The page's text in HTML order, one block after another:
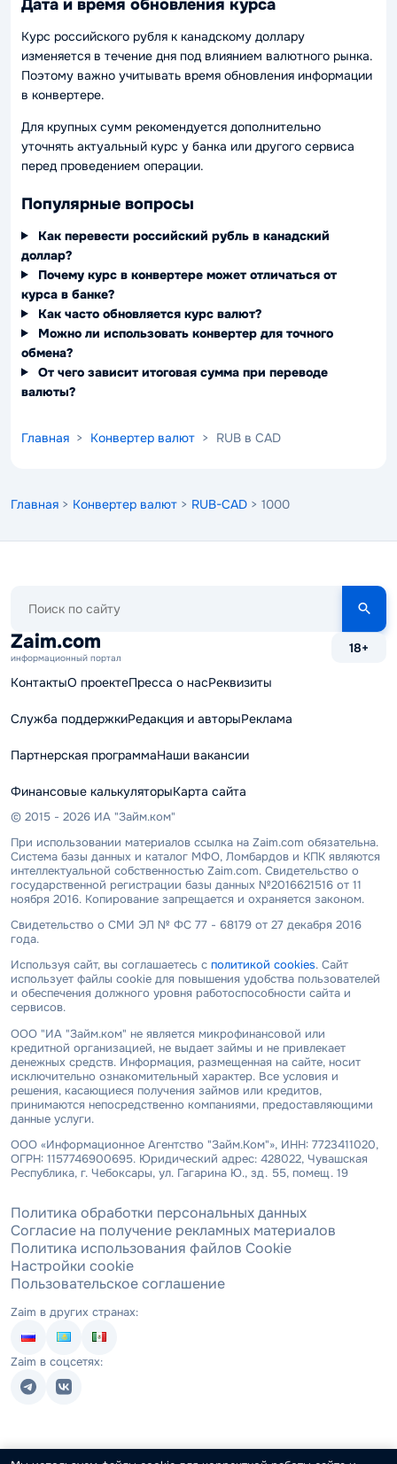
Дата и время обновления курса
Курс российского рубля к канадскому доллару
изменяется в течение дня под влиянием валютного рынка.
Поэтому важно учитывать время обновления информации
в конвертере.
Для крупных сумм рекомендуется дополнительно
уточнять актуальный курс у банка или другого сервиса
перед проведением операции.
Популярные вопросы
Как перевести российский рубль в канадский
доллар?
Почему курс в конвертере может отличаться от
курса в банке?
Как часто обновляется курс валют?
Можно ли использовать конвертер для точного
обмена?
От чего зависит итоговая сумма при переводе
валюты?
Главная > Конвертер валют > RUB в CAD
Главная > Конвертер валют > RUB-CAD > 1000
сайту
Zaim.com
информационный портал
18+
КонтактыО проектеПресса о насРеквизиты
Служба поддержкиРедакция и авторыРеклама
Партнерская программаНаши вакансии
Финансовые калькуляторыКарта сайта
© 2015 - 2026 ИА "Займ.ком"
При использовании материалов ссылка на Zaim.com обязательна.
Система базы данных и каталог МФО, Ломбардов и КПК являются
интеллектуальной собственностью Zaim.com. Свидетельство о
государственной регистрации базы данных №2016621516 от 11
ноября 2016. Копирование запрещается и охраняется законом.
Свидетельство о СМИ ЭЛ № ФС 77 - 68179 от 27 декабря 2016
года.
Используя сайт, вы соглашаетесь с политикой cookies. Сайт
использует файлы cookie для повышения удобства пользователей
и обеспечения должного уровня работоспособности сайта и
сервисов.
ООО "ИА "Займ.ком" не является микрофинансовой или
кредитной организацией, не выдает займы и не привлекает
денежных средств. Информация, размещенная на сайте, носит
исключительно ознакомительный характер. Все условия и
решения, касающиеся получения займов или кредитов,
принимаются непосредственно компаниями, предоставляющими
данные услуги.
ООО «Информационное Агентство "Займ.Ком"», ИНН: 7723411020,
ОГРН: 1157746900695. Юридический адрес: 428022, Чувашская
Республика, г. Чебоксары, ул. Гагарина Ю., зд. 55, помещ. 19
Политика обработки персональных данных
Согласие на получение рекламных материалов
Политика использования файлов Cookie
Настройки cookie
Пользовательское соглашение
Zaim в других странах:
Zaim в соцсетях: